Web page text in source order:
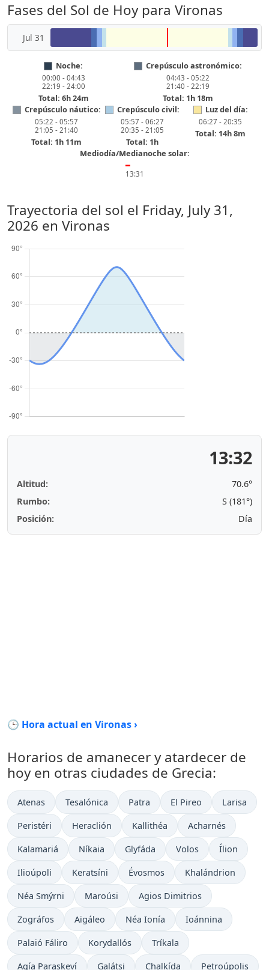
Fases del Sol de Hoy para Vironas
Jul 31
Noche:
00:00 - 04:43
22:19 - 24:00
Total: 6h 24m
Crepúsculo astronómico:
04:43 - 05:22
21:40 - 22:19
Total: 1h 18m
Crepúsculo náutico:
05:22 - 05:57
21:05 - 21:40
Total: 1h 11m
Crepúsculo civil:
05:57 - 06:27
20:35 - 21:05
Total: 1h
Luz del día:
06:27 - 20:35
Total: 14h 8m
Mediodía/Medianoche solar:
━
13:31
Trayectoria del sol el Friday, July 31,
2026 en Vironas
13:32
Altitud:
70.6°
Rumbo:
S (181°)
Posición:
Día
🕒 Hora actual en Vironas ›
Horarios de amanecer y atardecer de
hoy en otras ciudades de Grecia:
Atenas Tesalónica Patra El Pireo Larisa
Peristéri Heraclión Kallithéa Acharnés
Kalamariá Níkaia Glyfáda Volos Ílion
Ilioúpoli Keratsíni Évosmos Khalándrion
Néa Smýrni Maroúsi Agios Dimitrios
Zográfos Aigáleo Néa Ionía Ioánnina
Palaió Fáliro Korydallós Tríkala
Agía Paraskeví Galátsi Chalkída Petroúpolis